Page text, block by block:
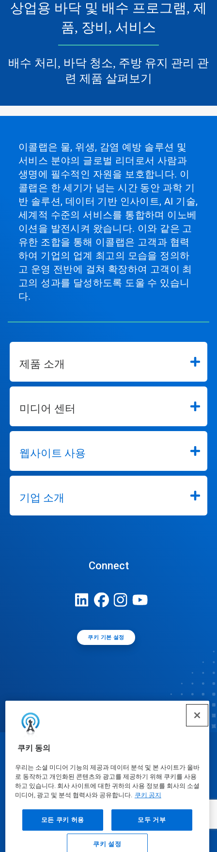
쿠키 동의
우리는 소셜 미디어 기능의 제공과 데이터 분석 및 본 사이트가 올바
로 동작하고 개인화된 콘텐츠와 광고를 제공하기 위해 쿠키를 사용
하고 있습니다. 회사 사이트에 대한 귀하의 사용 정보를 회사의 소셜
미디어, 광고 및 분석 협력사와 공유합니다. 쿠키 공지
모든 쿠키 허용 모두 거부
쿠키 설정
상업용 바닥 및 배수 프로그램, 제
품, 장비, 서비스
배수 처리, 바닥 청소, 주방 유지 관리 관
련 제품 살펴보기
이콜랩은 물, 위생, 감염 예방 솔루션 및
서비스 분야의 글로벌 리더로서 사람과
생명에 필수적인 자원을 보호합니다. 이
콜랩은 한 세기가 넘는 시간 동안 과학 기
반 솔루션, 데이터 기반 인사이트, AI 기술,
세계적 수준의 서비스를 통합하며 이노베
이션을 발전시켜 왔습니다. 이와 같은 고
유한 조합을 통해 이콜랩은 고객과 협력
하여 기업의 업계 최고의 모습을 정의하
고 운영 전반에 걸쳐 확장하여 고객이 최
고의 성과를 달성하도록 도울 수 있습니
다.
제품 소개
미디어 센터
웹사이트 사용
기업 소개
Connect
쿠키 기본 설정
물질안전보건자료표| 개인정보보호방침|이용약관